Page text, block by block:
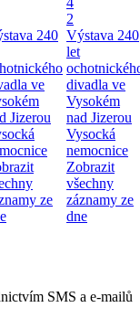
240
ve
Jizerou
ze
2
Výstava 240
let
divadla ve
Vysokém
nad Jizerou
Vysocká
nemocnice
Zobrazit
všechny
záznamy ze
dne
SMS a e-mailů